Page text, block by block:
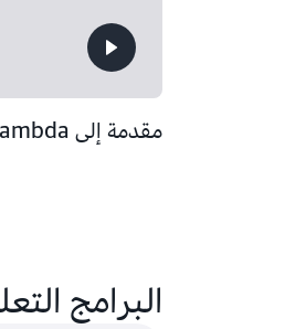
مقدمة إلى AWS Lambda‏ (3:01)
البرامج